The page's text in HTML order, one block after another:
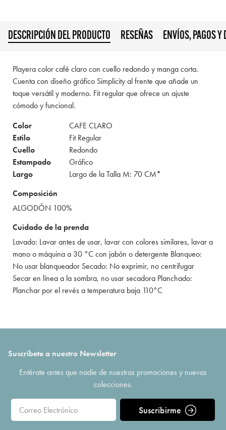
DESCRIPCIÓN DEL PRODUCTO RESEÑAS ENVÍOS, PAGOS Y
Playera color café claro con cuello redondo y manga corta.
Cuenta con diseño gráfico Simplicity al frente que añade un
toque versátil y moderno. Fit regular que ofrece un ajuste
cómodo y funcional.
Color
CAFE CLARO
Estilo
Fit Regular
Cuello
Redondo
Estampado
Gráfico
Largo
Largo de la Talla M: 70 CM*
Composición
ALGODÓN 100%
Cuidado de la prenda
Lavado: Lavar antes de usar, lavar con colores similares, lavar a
mano o máquina a 30 °C con jabón o detergente Blanqueo:
No usar blanqueador Secado: No exprimir, no centrifugar
Secar en línea a la sombra, no usar secadora Planchado:
Planchar por el revés a temperatura baja 110°C
Suscríbete a nuestro Newsletter
Entérate antes que nadie de nuestras promociones y nuevas
colecciones.
Suscribirme